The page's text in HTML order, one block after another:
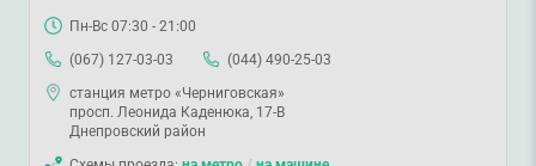
Пн-Вс 07:30 - 21:00
(067) 127-03-03
(044) 490-25-03
станция метро «Черниговская»
просп. Леонида Каденюка, 17-В
Днепровский район